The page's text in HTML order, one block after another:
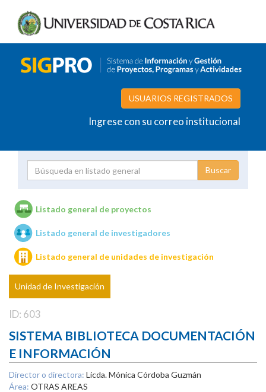
USUARIOS REGISTRADOS
Ingrese con su correo institucional
Unidades de investigación
Listado general de proyectos
Listado general de investigadores
Listado general de unidades de investigación
Unidad de Investigación
ID: 603
SISTEMA BIBLIOTECA DOCUMENTACIÓN
E INFORMACIÓN
Director o directora: Licda. Mónica Córdoba Guzmán
Área: OTRAS AREAS